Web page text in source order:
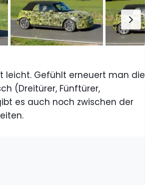
leicht. Gefühlt erneuert man die
(Dreitürer, Fünftürer,
es auch noch zwischen der